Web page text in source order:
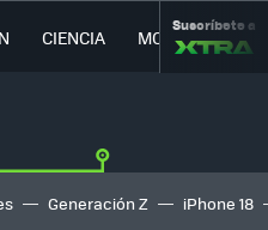
CIENCIA MOVILIDAD
Suscríbete a
Generación Z iPhone 18